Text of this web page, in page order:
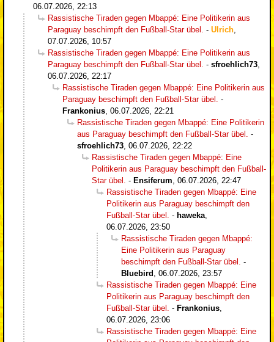
06.07.2026, 22:13
Rassistische Tiraden gegen Mbappé: Eine Politikerin aus
Paraguay beschimpft den Fußball-Star übel. - Ulrich
07.07.2026, 10:57
Rassistische Tiraden gegen Mbappé: Eine Politikerin aus
Paraguay beschimpft den Fußball-Star übel. - sfroehlich73
06.07.2026, 22:17
Rassistische Tiraden gegen Mbappé: Eine Politikerin aus
Paraguay beschimpft den Fußball-Star übel. -
Frankonius 06.07.2026, 22:21
Rassistische Tiraden gegen Mbappé: Eine Politikerin
aus Paraguay beschimpft den Fußball-Star übel. -
sfroehlich73 06.07.2026, 22:22
Rassistische Tiraden gegen Mbappé: Eine
Politikerin aus Paraguay beschimpft den Fußball-
Star übel. - Ensiferum 06.07.2026, 22:47
Rassistische Tiraden gegen Mbappé: Eine
Politikerin aus Paraguay beschimpft den
Fußball-Star übel. - haweka
06.07.2026, 23:50
Rassistische Tiraden gegen Mbappé:
Eine Politikerin aus Paraguay
beschimpft den Fußball-Star übel. -
Bluebird 06.07.2026, 23:57
Rassistische Tiraden gegen Mbappé: Eine
Politikerin aus Paraguay beschimpft den
Fußball-Star übel. - Frankonius
06.07.2026, 23:06
Rassistische Tiraden gegen Mbappé: Eine